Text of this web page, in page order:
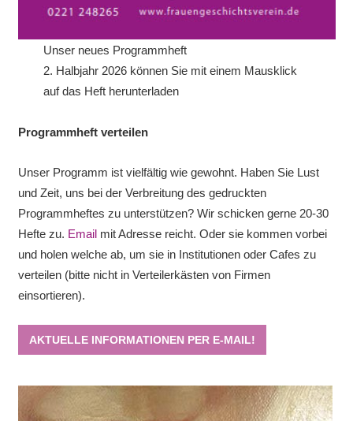
Unser neues Programmheft
2. Halbjahr 2026 können Sie mit einem Mausklick
auf das Heft herunterladen
Programmheft verteilen
Unser Programm ist vielfältig wie gewohnt. Haben Sie Lust
und Zeit, uns bei der Verbreitung des gedruckten
Programmheftes zu unterstützen? Wir schicken gerne 20-30
Hefte zu. Emailmit Adresse reicht. Oder sie kommen vorbei
und holen welche ab, um sie in Institutionen oder Cafes zu
verteilen (bitte nicht in Verteilerkästen von Firmen
einsortieren).
AKTUELLE INFORMATIONEN PER E-MAIL!